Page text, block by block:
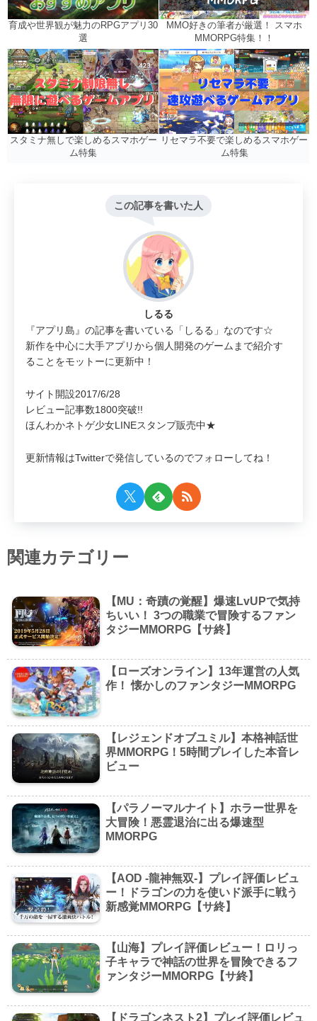
育成や世界観が魅力のRPGアプリ30
選
MMO好きの筆者が厳選！ スマホ
MMORPG特集！！
スタミナ無しで楽しめるスマホゲー
ム特集
リセマラ不要で楽しめるスマホゲー
ム特集
この記事を書いた人
しるる
『アプリ島』の記事を書いている「しるる」なのです☆
新作を中心に大手アプリから個人開発のゲームまで紹介す
ることをモットーに更新中！
サイト開設2017/6/28
レビュー記事数1800突破!!
ほんわかネトゲ少女LINEスタンプ販売中★
更新情報はTwitterで発信しているのでフォローしてね！
関連カテゴリー
【MU：奇蹟の覚醒】爆速LvUPで気持
ちいい！ 3つの職業で冒険するファン
タジーMMORPG【サ終】
【ローズオンライン】13年運営の人気
作！ 懐かしのファンタジーMMORPG
【レジェンドオブユミル】本格神話世
界MMORPG！5時間プレイした本音レ
ビュー
【パラノーマルナイト】ホラー世界を
大冒険！悪霊退治に出る爆速型
MMORPG
【AOD -龍神無双-】プレイ評価レビュ
ー！ドラゴンの力を使いド派手に戦う
新感覚MMORPG【サ終】
【山海】プレイ評価レビュー！ロリっ
子キャラで神話の世界を冒険できるフ
ァンタジーMMORPG【サ終】
【ドラゴンネスト2】プレイ評価レビュ